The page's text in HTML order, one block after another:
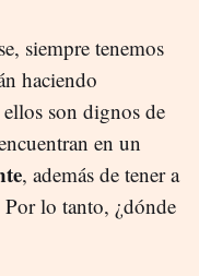
siempre tenemos
haciendo
son dignos de
en un
, además de tener a
Por lo tanto, ¿dónde